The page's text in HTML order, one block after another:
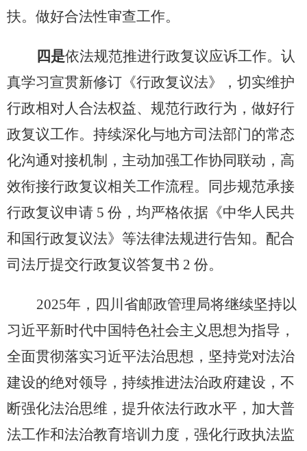
扶。做好合法性审查工作。
四是依法规范推进行政复议应诉工作。认
真学习宣贯新修订《行政复议法》，切实维护
行政相对人合法权益、规范行政行为，做好行
政复议工作。持续深化与地方司法部门的常态
化沟通对接机制，主动加强工作协同联动，高
效衔接行政复议相关工作流程。同步规范承接
行政复议申请 5 份， 均严格依据《中华人民共
和国行政复议法》等法律法规进行告知。配合
司法厅提交行政复议答复书 2 份。
2025年，四川省邮政管理局将继续坚持以
习近平新时代中国特色社会主义思想为指导，
全面贯彻落实习近平法治思想，坚持党对法治
建设的绝对领导，持续推进法治政府建设，不
断强化法治思维， 提升依法行政水平，加大普
法工作和法治教育培训 力度 ，强化行政执法监